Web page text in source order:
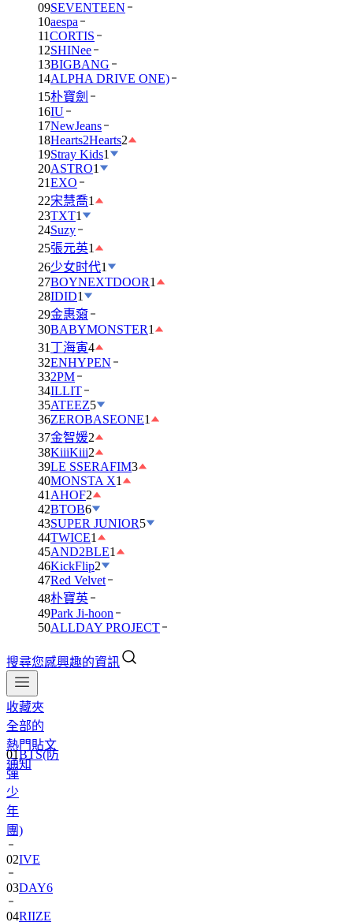
09SEVENTEEN
10aespa
11CORTIS
12SHINee
13BIGBANG
14ALPHA DRIVE ONE)
15朴寶劍
16IU
17NewJeans
18Hearts2Hearts2
19Stray Kids1
20ASTRO1
21EXO
22宋慧喬1
23TXT1
24Suzy
25張元英1
26少女时代1
27BOYNEXTDOOR1
28IDID1
29金惠奫
30BABYMONSTER1
31 丁海寅4
32ENHYPEN
332PM
34ILLIT
35ATEEZ5
36ZEROBASEONE1
37金智媛2
38KiiiKiii2
39LE SSERAFIM3
40MONSTA X1
41 AHOF2
42BTOB6
43SUPER JUNIOR5
44TWICE1
45AND2BLE1
46KickFlip2
47Red Velvet
48朴寶英
49Park Ji-hoon
50ALLDAY PROJECT
搜尋您感興趣的資訊
收藏夾
全部的
熱門貼文
通知
01BTS(防
彈
少
年
團)
02IVE
03DAY6
04RIIZE